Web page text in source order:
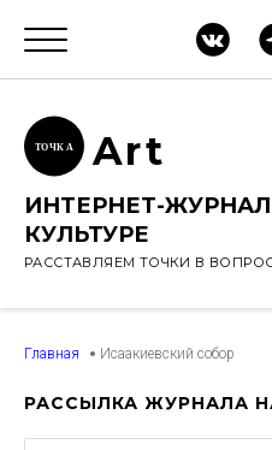
ТОЧК А Art
ИНТЕРНЕТ-
КУЛЬТУРЕ
РАССТАВЛЯЕМ ТОЧКИ В
Главная Исаакиевский собор
РАССЫЛКА ЖУРНАЛА